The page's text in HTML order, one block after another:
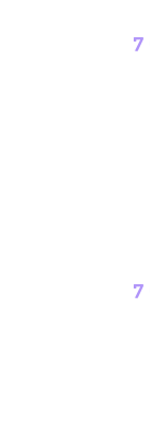
7
7